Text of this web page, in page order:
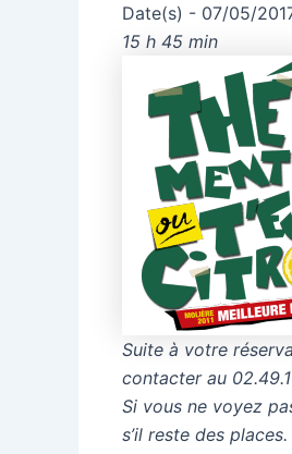
Date(s) - 07/05/
15 h 45 min
Suite à votre
contacter au
Si vous ne voyez
s’il reste des places.